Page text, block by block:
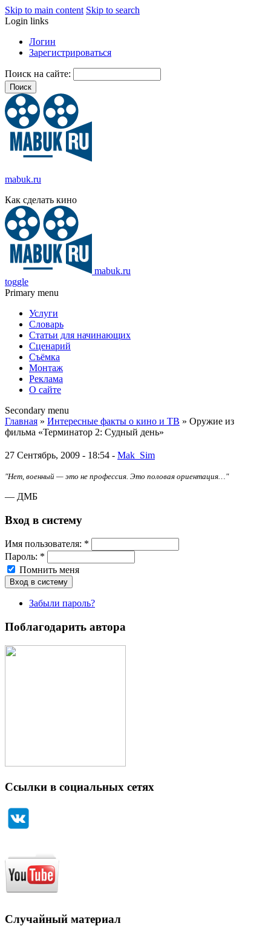
Skip to main content Skip to search
Login links
Логин
Зарегистрироваться
Поиск на сайте:
mabuk.ru
Как сделать кино
mabuk.ru
toggle
Primary menu
Услуги
Словарь
Статьи для начинающих
Сценарий
Съёмка
Монтаж
Реклама
О сайте
Secondary menu
Главная » Интересные факты о кино и ТВ » Оружие из
фильма «Терминатор 2: Судный день»
27 Сентябрь, 2009 - 18:54 - Mak_Sim
"Нет, военный — это не профессия. Это половая ориентация…"
— ДМБ
Вход в систему
Имя пoльзовaтeля: *
Пароль: *
Помнить меня
Забыли пароль?
Поблагодарить автора
Ссылки в социальных сетях
Случайный материал